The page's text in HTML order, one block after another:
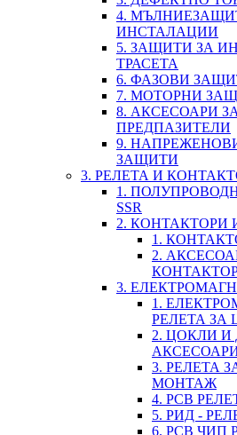
4.
ИНСТАЛАЦИИ
5. ЗАЩИТИ ЗА
ТРАСЕТА
6. ФАЗОВИ
7. МОТОРНИ
8. АКСЕСОАРИ ЗА
ПРЕДПАЗИТЕЛИ
9.
ЗАЩИТИ
3. РЕЛЕТА И
1.
SSR
2. КОНТАКТОРИ
1.
2.
3.
1.
РЕЛЕТА ЗА
2. ЦОКЛИ И
3. РЕЛЕТА
МОНТАЖ
4. PCB
5. РИД -
6. PCB ЧИП